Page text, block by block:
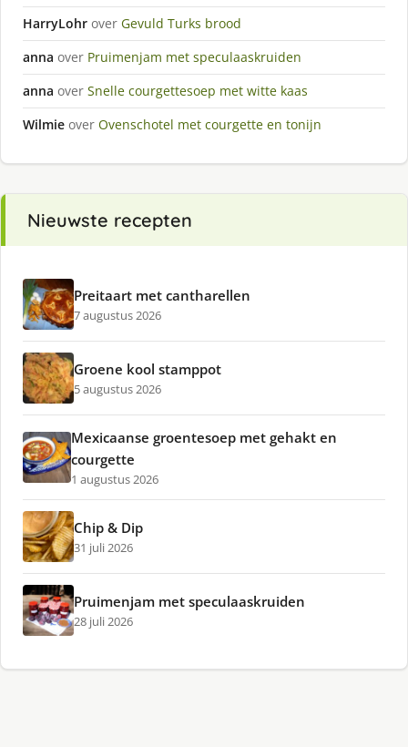
HarryLohr over Gevuld Turks brood
anna over Pruimenjam met speculaaskruiden
anna over Snelle courgettesoep met witte kaas
Wilmie over Ovenschotel met courgette en tonijn
Nieuwste recepten
Preitaart met cantharellen
7 augustus 2026
Groene kool stamppot
5 augustus 2026
Mexicaanse groentesoep met gehakt en
courgette
1 augustus 2026
Chip & Dip
31 juli 2026
Pruimenjam met speculaaskruiden
28 juli 2026